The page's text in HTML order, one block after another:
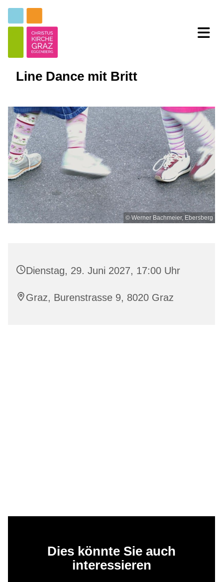
Line Dance mit Britt
© Werner Bachmeier, Ebersberg
Dienstag, 29. Juni 2027, 17:00 Uhr
Graz, Burenstrasse 9, 8020 Graz
Dies könnte Sie auch
interessieren